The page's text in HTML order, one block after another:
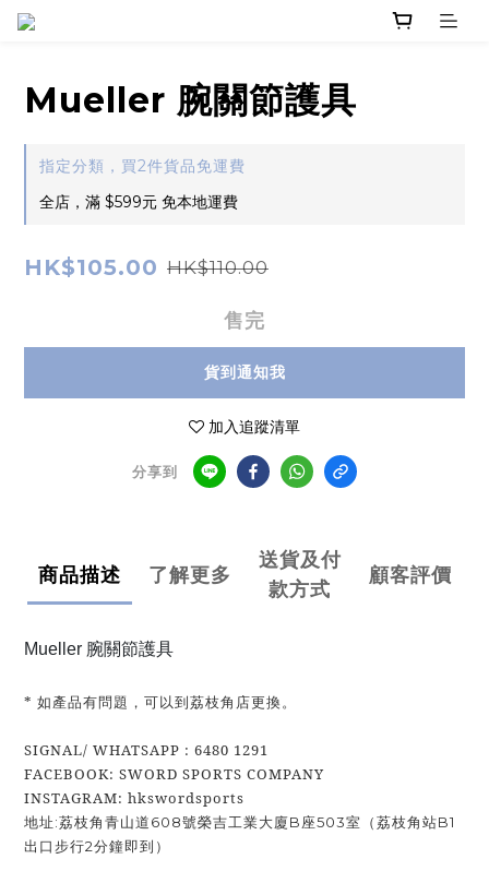
Mueller 腕關節護具
指定分類，買2件貨品免運費
全店，滿 $599元 免本地運費
HK$105.00 HK$110.00
售完
貨到通知我
加入追蹤清單
分享到
商品描述 了解更多
送貨及付
款方式
顧客評價
Mueller 腕關節護具
* 如產品有問題，可以到荔枝角店更換。
SIGNAL/ WHATSAPP : 6480 1291
FACEBOOK: SWORD SPORTS COMPANY
INSTAGRAM: hkswordsports
地址:荔枝角青山道608號榮吉工業大廈B座503室（荔枝角站B1
出口步行2分鐘即到）